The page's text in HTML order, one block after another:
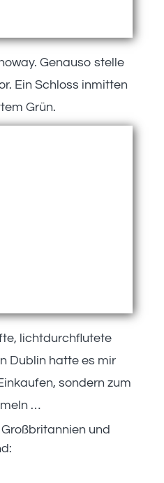
Genauso stelle
Ein Schloss inmitten
Grün.
lichtdurchflutete
Dublin hatte es mir
sondern zum
…
und